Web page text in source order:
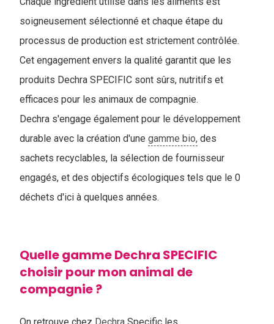
soigneusement sélectionné et chaque étape du
processus de production est strictement contrôlée.
Cet engagement envers la qualité garantit que les
produits Dechra SPECIFIC sont sûrs, nutritifs et
efficaces pour les animaux de compagnie.
Dechra s'engage également pour le développement
durable avec la création d'une gamme bio, des
sachets recyclables, la sélection de fournisseur
engagés, et des objectifs écologiques tels que le 0
déchets d'ici à quelques années.
Quelle gamme Dechra SPECIFIC
choisir pour mon animal de
compagnie ?